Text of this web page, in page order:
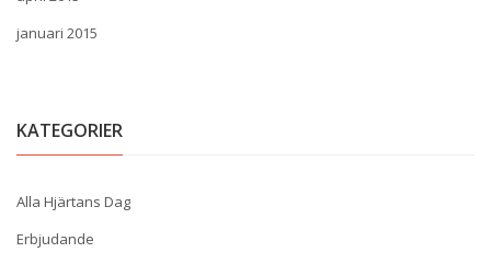
januari 2015
KATEGORIER
Alla Hjärtans Dag
Erbjudande